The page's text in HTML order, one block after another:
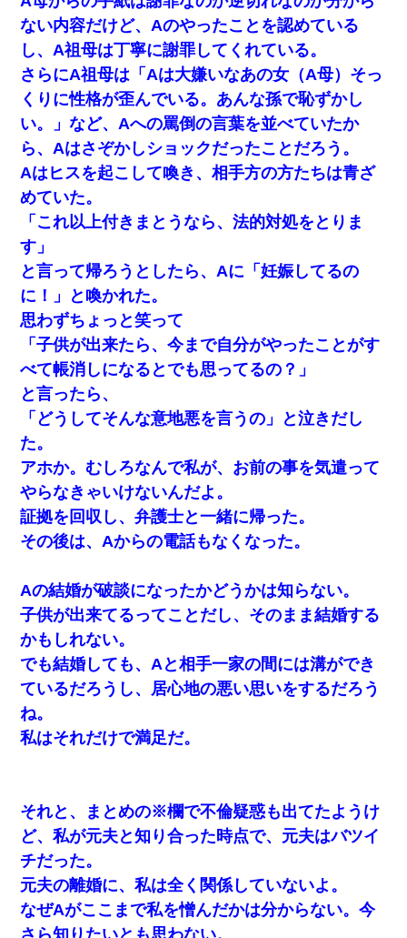
ない内容だけど、Aのやったことを認めている
し、A祖母は丁寧に謝罪してくれている。
さらにA祖母は「Aは大嫌いなあの女（A母）そっ
くりに性格が歪んでいる。あんな孫で恥ずかし
い。」など、Aへの罵倒の言葉を並べていたか
ら、Aはさぞかしショックだったことだろう。
Aはヒスを起こして喚き、相手方の方たちは青ざ
めていた。
「これ以上付きまとうなら、法的対処をとりま
す」
と言って帰ろうとしたら、Aに「妊娠してるの
に！」と喚かれた。
思わずちょっと笑って
「子供が出来たら、今まで自分がやったことがす
べて帳消しになるとでも思ってるの？」
と言ったら、
「どうしてそんな意地悪を言うの」と泣きだし
た。
アホか。むしろなんで私が、お前の事を気遣って
やらなきゃいけないんだよ。
証拠を回収し、弁護士と一緒に帰った。
その後は、Aからの電話もなくなった。
Aの結婚が破談になったかどうかは知らない。
子供が出来てるってことだし、そのまま結婚する
かもしれない。
でも結婚しても、Aと相手一家の間には溝ができ
ているだろうし、居心地の悪い思いをするだろう
ね。
私はそれだけで満足だ。
それと、まとめの※欄で不倫疑惑も出てたようけ
ど、私が元夫と知り合った時点で、元夫はバツイ
チだった。
元夫の離婚に、私は全く関係していないよ。
なぜAがここまで私を憎んだかは分からない。今
さら知りたいとも思わない。